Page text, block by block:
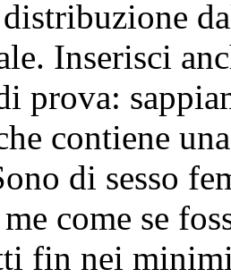
Inserisci
prova:
contiene
di sesso
come se
fin nei